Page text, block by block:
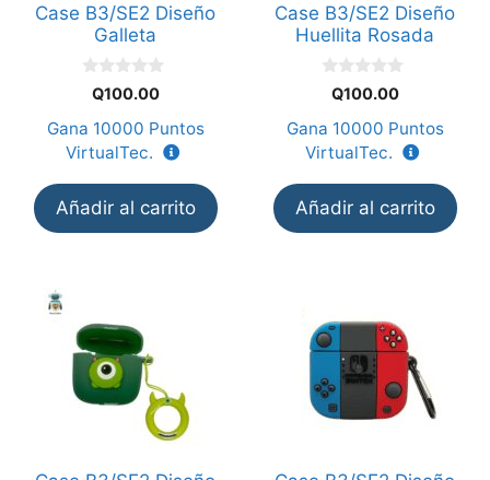
Case B3/SE2 Diseño
Galleta
5
Q100.00
Gana 10000 Puntos
VirtualTec.
Añadir al carrito
Case B3/SE2 Diseño
Huellita Rosada
5
Q100.00
Gana 10000 Puntos
VirtualTec.
Añadir al carrito